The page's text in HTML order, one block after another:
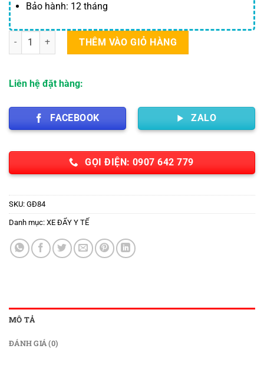
Bảo hành: 12 tháng
Xe Đẩy 3 Tầng Y Tế số lượngTHÊM VÀO GIỎ HÀNG
Liên hệ đặt hàng:
FACEBOOK ZALO
GỌI ĐIỆN: 0907 642 779
SKU: GĐ84
Danh mục: XE ĐẨY Y TẾ
MÔ TẢ
ĐÁNH GIÁ (0)